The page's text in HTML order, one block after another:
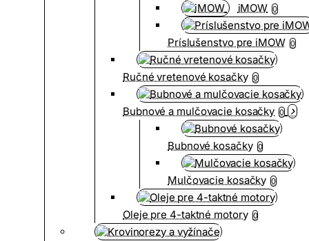
iMOW 0
Príslušenstvo pre iMOW 0
Ručné vretenové kosačky 0
Bubnové a mulčovacie kosačky 0
Bubnové kosačky 0
Mulčovacie kosačky 0
Oleje pre 4-taktné motory 0